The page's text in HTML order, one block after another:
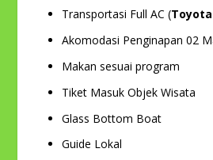
Transportasi Full AC (
Akomodasi Penginapan 02
Makan sesuai program
Tiket Masuk Objek Wisata
Glass Bottom Boat
Guide Lokal